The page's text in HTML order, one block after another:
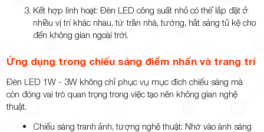
TP.HCM
Kết hợp linh hoạt: Đèn LED công suất nhỏ có thể lắp đặt ở
nhiều vị trí khác nhau, từ trần nhà, tường, hắt sáng tủ kệ cho
đến không gian ngoài trời.
Ứng dụng trong chiếu sáng điểm nhấn và trang trí
Đèn LED 1W - 3W không chỉ phục vụ mục đích chiếu sáng mà
còn đóng vai trò quan trọng trong việc tạo nên không gian nghệ
thuật.
Chiếu sáng tranh ảnh, tượng nghệ thuật: Nhờ vào ánh sáng